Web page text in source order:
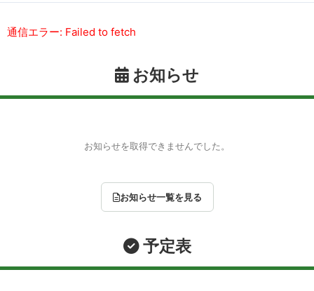
通信エラー: Failed to fetch
お知らせ
お知らせを取得できませんでした。
お知らせ一覧を見る
予定表